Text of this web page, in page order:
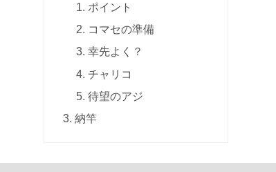
ポイント
コマセの準備
幸先よく？
チャリコ
待望のアジ
納竿